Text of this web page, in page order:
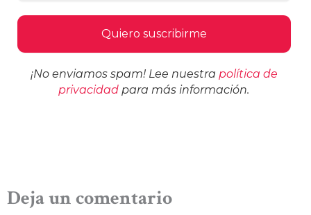
¡No enviamos spam! Lee nuestra política de
privacidad para más información.
Deja un comentario